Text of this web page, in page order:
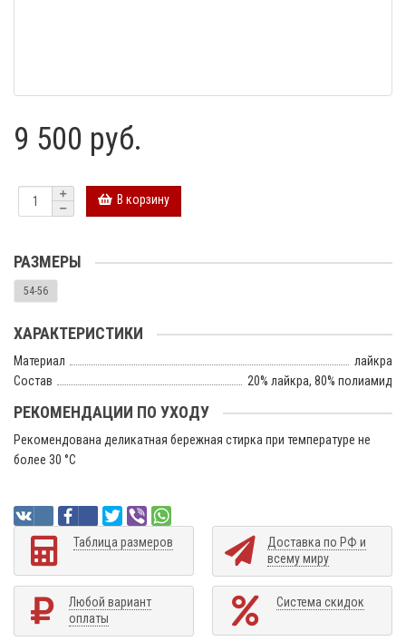
9 500 руб.
В корзину
РАЗМЕРЫ
54-56
ХАРАКТЕРИСТИКИ
Материал
лайкра
Состав
20% лайкра, 80% полиамид
РЕКОМЕНДАЦИИ ПО УХОДУ
Рекомендована деликатная бережная стирка при температуре не
более 30 °C
Таблица размеров
Доставка по РФ и
всему миру
Любой вариант
оплаты
Система скидок